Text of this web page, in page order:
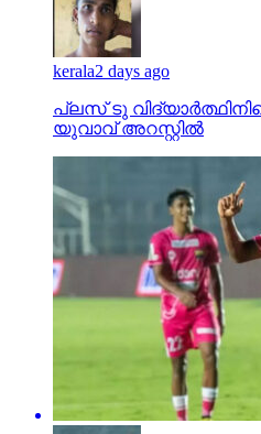
kerala2 days ago
പ്ലസ് ടു
യുവാവ് അറസ്റ്റില്‍